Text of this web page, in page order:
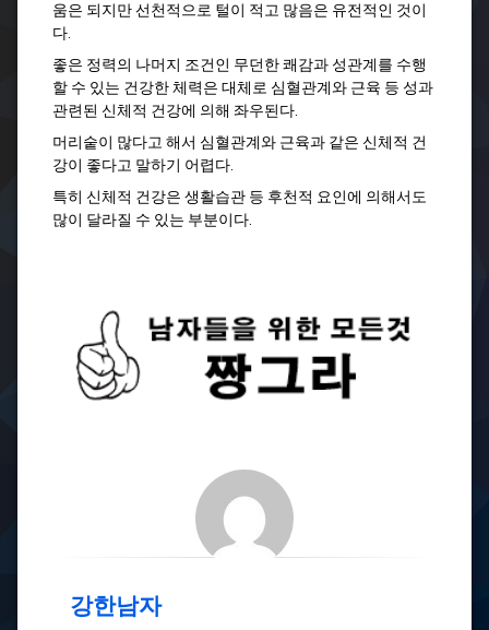
움은 되지만 선천적으로 털이 적고 많음은 유전적인 것이
다.
좋은 정력의 나머지 조건인 무던한 쾌감과 성관계를 수행
할 수 있는 건강한 체력은 대체로 심혈관계와 근육 등 성과
관련된 신체적 건강에 의해 좌우된다.
머리숱이 많다고 해서 심혈관계와 근육과 같은 신체적 건
강이 좋다고 말하기 어렵다.
특히 신체적 건강은 생활습관 등 후천적 요인에 의해서도
많이 달라질 수 있는 부분이다.
강한남자